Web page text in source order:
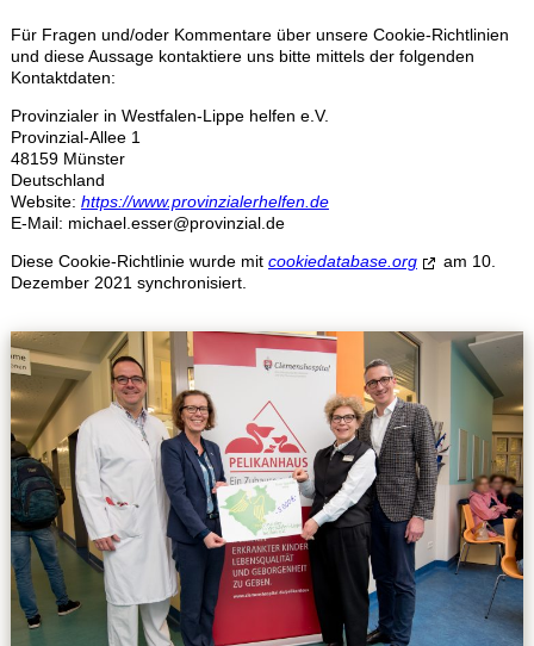
Für Fragen und/oder Kommentare über unsere Cookie-Richtlinien
und diese Aussage kontaktiere uns bitte mittels der folgenden
Kontaktdaten:
Provinzialer in Westfalen-Lippe helfen e.V.
Provinzial-Allee 1
48159 Münster
Deutschland
Website: https://www.provinzialerhelfen.de
E-Mail: michael.esser@provinzial.de
Diese Cookie-Richtlinie wurde mit cookiedatabase.org
am 10.
Dezember 2021 synchronisiert.